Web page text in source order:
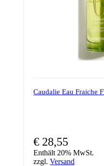
Caudalie Eau Fraiche
€ 28,55
Enthält 20% MwSt.
zzgl. Versand